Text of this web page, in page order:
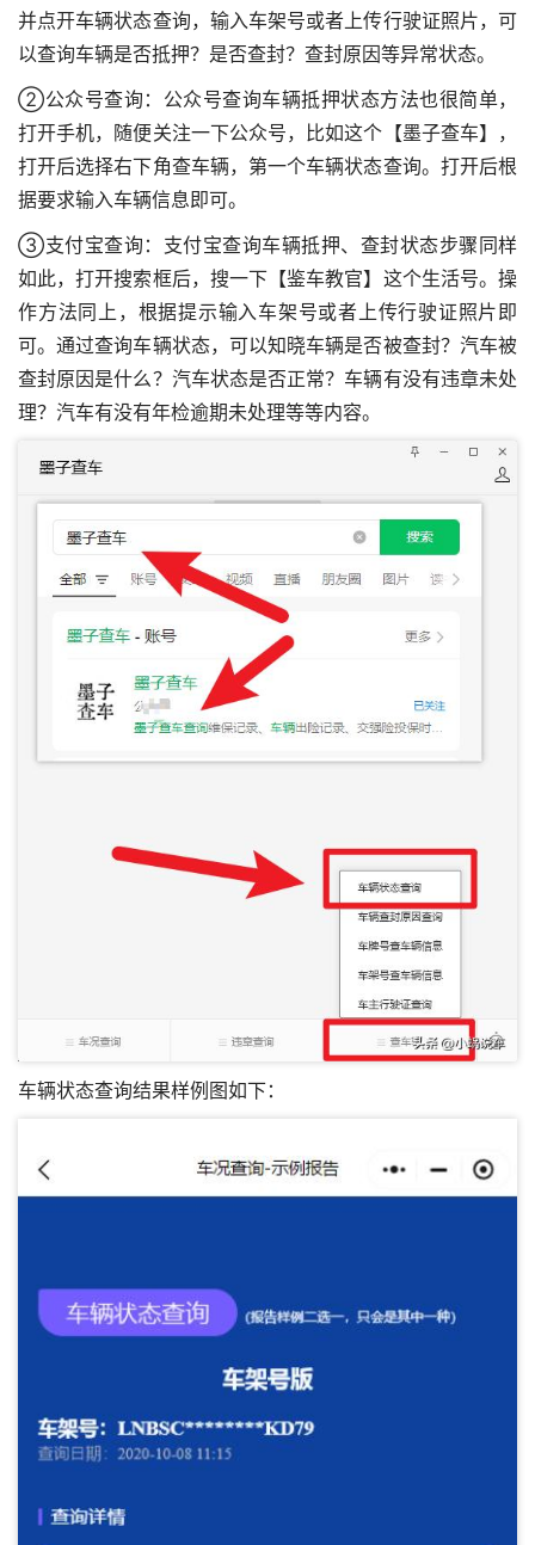
并点开车辆状态查询，输入车架号或者上传行驶证照片，可
以查询车辆是否抵押？是否查封？查封原因等异常状态。
②公众号查询：公众号查询车辆抵押状态方法也很简单，
打开手机，随便关注一下公众号，比如这个【墨子查车】，
打开后选择右下角查车辆，第一个车辆状态查询。打开后根
据要求输入车辆信息即可。
③支付宝查询：支付宝查询车辆抵押、查封状态步骤同样
如此，打开搜索框后，搜一下【鉴车教官】这个生活号。操
作方法同上，根据提示输入车架号或者上传行驶证照片即
可。通过查询车辆状态，可以知晓车辆是否被查封？汽车被
查封原因是什么？汽车状态是否正常？车辆有没有违章未处
理？汽车有没有年检逾期未处理等等内容。
车辆状态查询结果样例图如下：